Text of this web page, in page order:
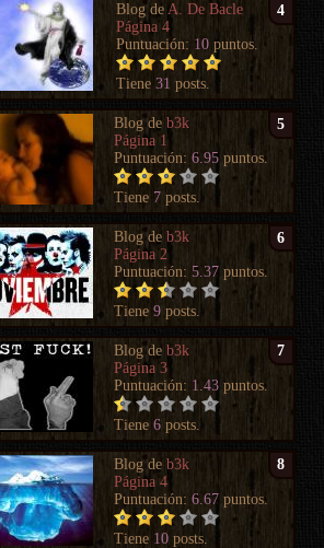
4
Blog deA. De Bacle
Página 4
Puntuación: 10 puntos.
Tiene31 posts.
5
Blog deb3k
Página 1
Puntuación:6.95 puntos.
Tiene 7 posts.
6
Blog deb3k
Página 2
Puntuación:5.37 puntos.
Tiene9 posts.
7
Blog deb3k
Página 3
Puntuación: 1.43 puntos.
Tiene6 posts.
8
Blog deb3k
Página 4
Puntuación:6.67 puntos.
Tiene 10 posts.